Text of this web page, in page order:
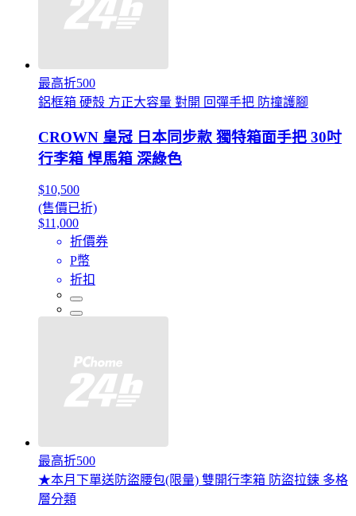
最高折500
鋁框箱 硬殼 方正大容量 對開 回彈手把 防撞護腳
CROWN 皇冠 日本同步款 獨特箱面手把 30吋
行李箱 悍馬箱 深綠色
$10,500
(售價已折)
$11,000
折價券
P幣
折扣
最高折500
★本月下單送防盜腰包(限量) 雙開行李箱 防盜拉鍊 多格
層分類